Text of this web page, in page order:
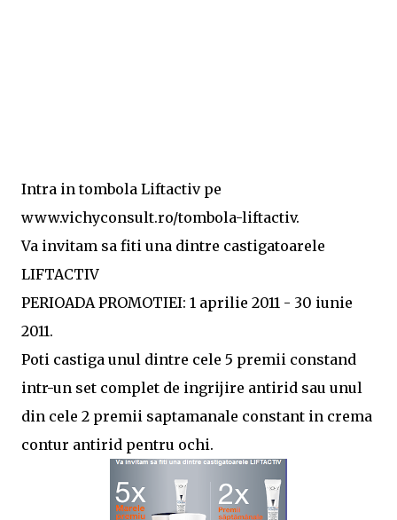
Intra in tombola Liftactiv pe
www.vichyconsult.ro/tombola-liftactiv.
Va invitam sa fiti una dintre castigatoarele
LIFTACTIV
PERIOADA PROMOTIEI: 1 aprilie 2011 - 30 iunie
2011.
Poti castiga unul dintre cele 5 premii constand
intr-un set complet de ingrijire antirid sau unul
din cele 2 premii saptamanale constant in crema
contur antirid pentru ochi.